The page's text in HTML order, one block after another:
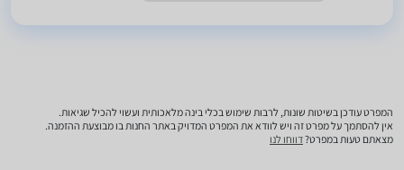
המפרט עודכן בשיטות שונות, לרבות שימוש בכלי בינה מלאכותית ועשוי להכיל שגיאות.
אין להסתמך על מפרט זה ויש לוודא את המפרט המדויק באתר החנות בו מבוצעת ההזמנה.
מצאתם טעות במפרט?דווחו לנו